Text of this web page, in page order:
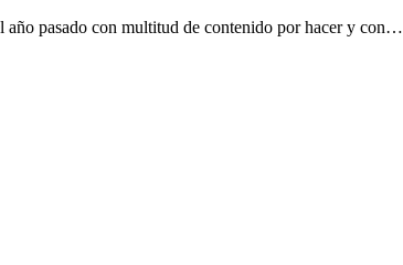
pasado con multitud de contenido por hacer y con…